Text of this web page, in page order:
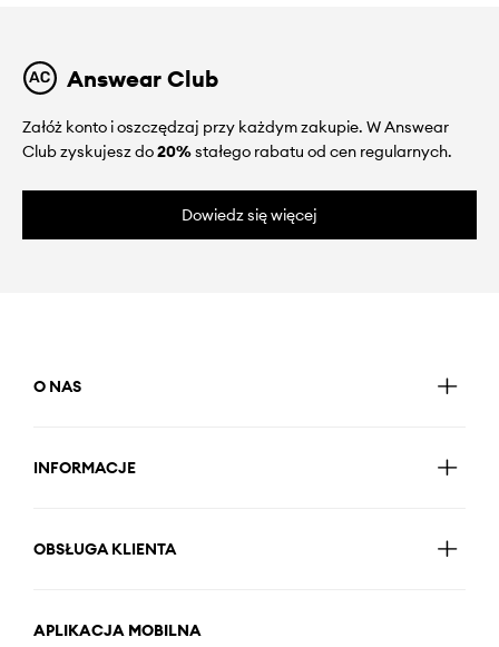
Answear Club
Załóż konto i oszczędzaj przy każdym zakupie. W Answear
Club zyskujesz do20%stałego rabatu od cen regularnych.
Dowiedz się więcej
O NAS
INFORMACJE
OBSŁUGA KLIENTA
APLIKACJA MOBILNA